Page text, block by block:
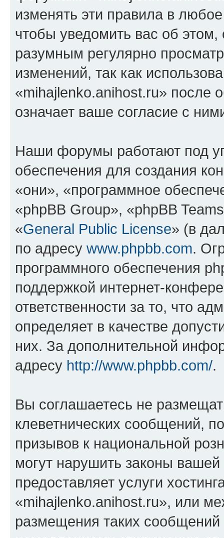
изменять эти правила в
чтобы уведомить вас об
разумным регулярно
изменений, так как
«mihajlenko.anihost.ru» после
означает ваше согласие с
Наши форумы работают под
обеспечения для создания
«они», «программное
«phpBB Group», «phpBB
«General Public License» (в
по адресу www.phpbb.com.
программного обеспечения
поддержкой интернет-
ответственности за то, что
определяет в качестве
них. За дополнительной
адресу http://www.phpbb.com/.
Вы соглашаетесь не
клеветнических сообщений,
призывов к национальной
могут нарушить законы
предоставляет услуги
«mihajlenko.anihost.ru», или
размещения таких